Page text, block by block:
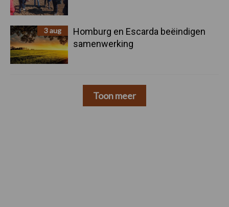
3 aug
Homburg en Escarda beëindigen
samenwerking
Toon meer